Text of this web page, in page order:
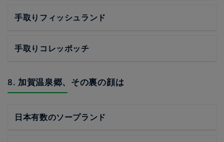
手取りフィッシュランド
手取りコレッポッチ
8. 加賀温泉郷、その裏の顔は
日本有数のソープランド